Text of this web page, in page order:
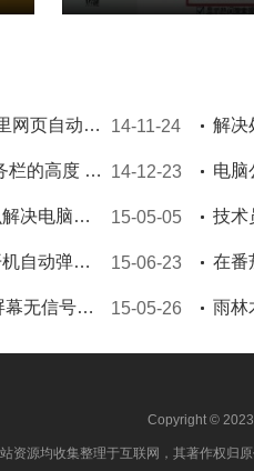
Win7 32位系统下查看浏览器里网页自动登录保存密码的诀窍 14-11-24
win7 64位纯净版如何设置任务栏的高度 让其更易于浏览 14-12-23
系统之家win7纯净版系统怎么解决电脑变卡的问题 15-05-05
番茄花园win7系统如何禁止开机自动弹出IE广告 15-06-23
Win7系统番茄花园为何开机屏幕无信号输入问题 15-05-26
技术
在番
雨林
Copyright ©
资源均收集整理于互联网，其著作权归